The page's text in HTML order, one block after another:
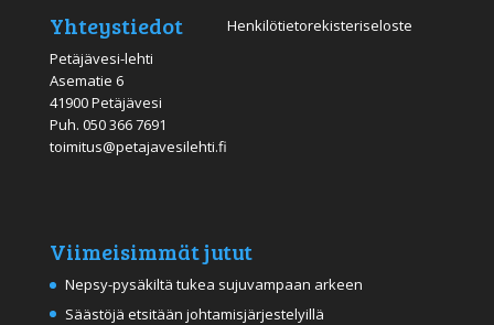
Yhteystiedot
Petäjävesi-lehti
Asematie 6
41900 Petäjävesi
Puh. 050 366 7691
toimitus@petajavesilehti.fi
Henkilötietorekisteriseloste
Viimeisimmät jutut
Nepsy-pysäkiltä tukea sujuvampaan arkeen
Säästöjä etsitään johtamisjärjestelyillä